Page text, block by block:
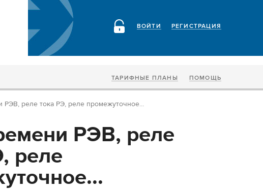
РЕГИСТРАЦИЯ
ВОЙТИ
ТАРИФНЫЕ ПЛАНЫ ПОМОЩЬ
РЭВ, реле тока РЭ, реле промежуточное...
РЭВ, реле
реле